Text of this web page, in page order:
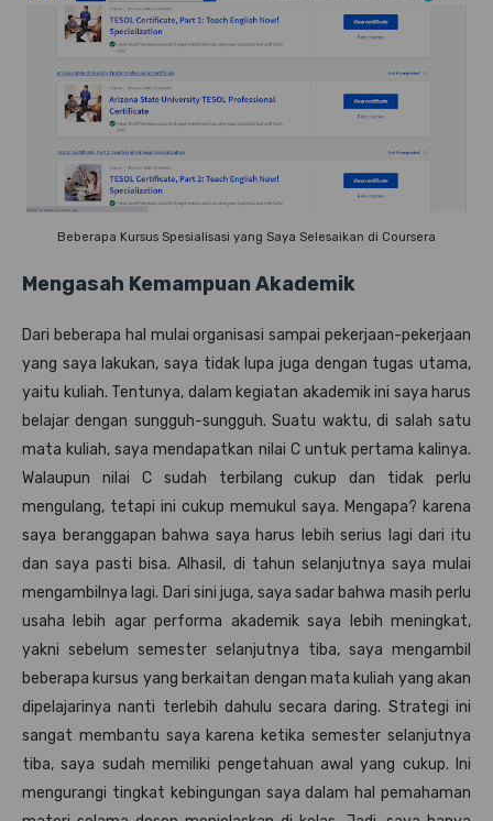
Beberapa Kursus Spesialisasi yang Saya Selesaikan di Coursera
Mengasah Kemampuan Akademik
Dari beberapa hal mulai organisasi sampai pekerjaan-pekerjaan
yang saya lakukan, saya tidak lupa juga dengan tugas utama,
yaitu kuliah. Tentunya, dalam kegiatan akademik ini saya harus
belajar dengan sungguh-sungguh. Suatu waktu, di salah satu
mata kuliah, saya mendapatkan nilai C untuk pertama kalinya.
Walaupun nilai C sudah terbilang cukup dan tidak perlu
mengulang, tetapi ini cukup memukul saya. Mengapa? karena
saya beranggapan bahwa saya harus lebih serius lagi dari itu
dan saya pasti bisa. Alhasil, di tahun selanjutnya saya mulai
mengambilnya lagi. Dari sini juga, saya sadar bahwa masih perlu
usaha lebih agar performa akademik saya lebih meningkat,
yakni sebelum semester selanjutnya tiba, saya mengambil
beberapa kursus yang berkaitan dengan mata kuliah yang akan
dipelajarinya nanti terlebih dahulu secara daring. Strategi ini
sangat membantu saya karena ketika semester selanjutnya
tiba, saya sudah memiliki pengetahuan awal yang cukup. Ini
mengurangi tingkat kebingungan saya dalam hal pemahaman